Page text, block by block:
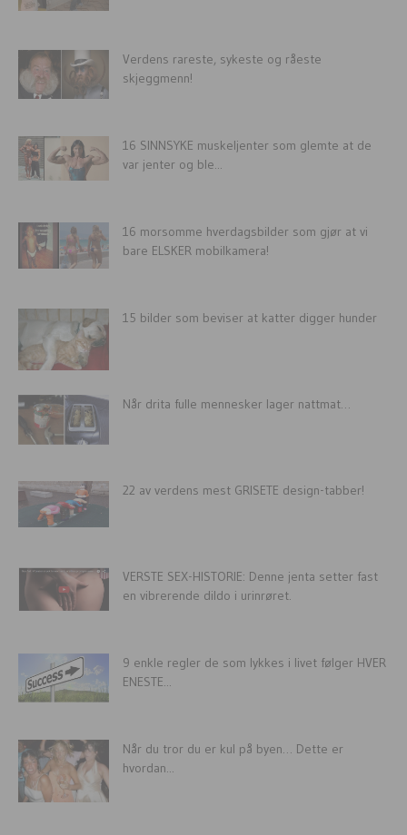
Verdens rareste, sykeste og råeste
skjeggmenn!
16 SINNSYKE muskeljenter som glemte at de
var jenter og ble...
16 morsomme hverdagsbilder som gjør at vi
bare ELSKER mobilkamera!
15 bilder som beviser at katter digger hunder
Når drita fulle mennesker lager nattmat…
22 av verdens mest GRISETE design-tabber!
VERSTE SEX-HISTORIE: Denne jenta setter fast
en vibrerende dildo i urinrøret.
9 enkle regler de som lykkes i livet følger HVER
ENESTE...
Når du tror du er kul på byen… Dette er
hvordan...